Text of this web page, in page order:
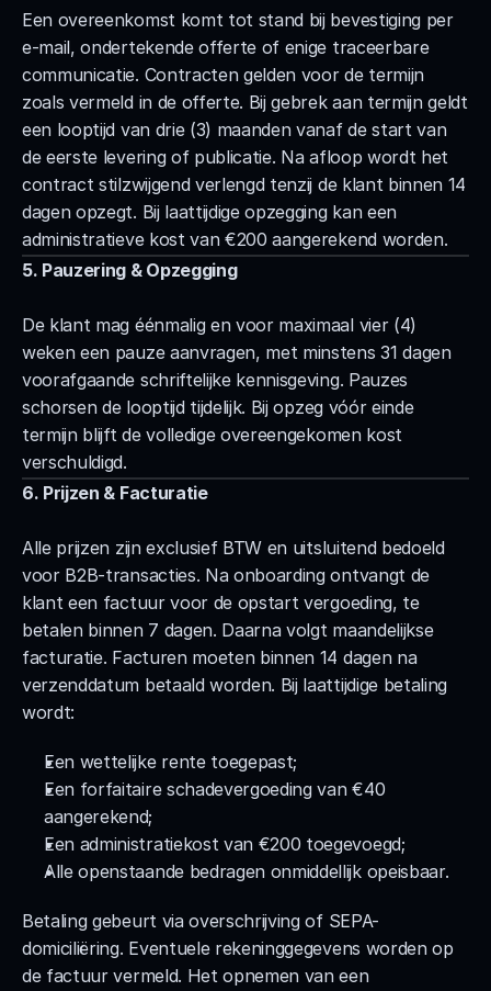
Een overeenkomst komt tot stand bij bevestiging per
e-mail, ondertekende offerte of enige traceerbare
communicatie. Contracten gelden voor de termijn
zoals vermeld in de offerte. Bij gebrek aan termijn geldt
een looptijd van drie (3) maanden vanaf de start van
de eerste levering of publicatie. Na afloop wordt het
contract stilzwijgend verlengd tenzij de klant binnen 14
dagen opzegt. Bij laattijdige opzegging kan een
administratieve kost van €200 aangerekend worden.
5. Pauzering & Opzegging
De klant mag éénmalig en voor maximaal vier (4)
weken een pauze aanvragen, met minstens 31 dagen
voorafgaande schriftelijke kennisgeving. Pauzes
schorsen de looptijd tijdelijk. Bij opzeg vóór einde
termijn blijft de volledige overeengekomen kost
verschuldigd.
6. Prijzen & Facturatie
Alle prijzen zijn exclusief BTW en uitsluitend bedoeld
voor B2B-transacties. Na onboarding ontvangt de
klant een factuur voor de opstart vergoeding, te
betalen binnen 7 dagen. Daarna volgt maandelijkse
facturatie. Facturen moeten binnen 14 dagen na
verzenddatum betaald worden. Bij laattijdige betaling
wordt:
Een wettelijke rente toegepast;
Een forfaitaire schadevergoeding van €40
aangerekend;
Een administratiekost van €200 toegevoegd;
Alle openstaande bedragen onmiddellijk opeisbaar.
Betaling gebeurt via overschrijving of SEPA-
domiciliëring. Eventuele rekeninggegevens worden op
de factuur vermeld. Het opnemen van een